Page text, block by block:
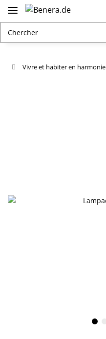
Vivre et habiter en harmonie